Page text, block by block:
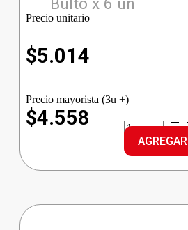
Precio unitario
$5.014
Precio mayorista (3u +)
$4.558
F.ALVEAR
CHAMP.
DULCE
cantidad
AGREGAR